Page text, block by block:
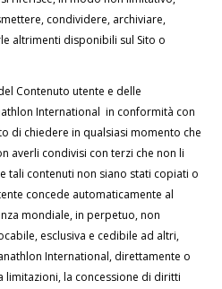
condividere, archiviare,
altrimenti disponibili sul Sito o
Contenuto utente e delle
International in conformità con
di chiedere in qualsiasi momento che
averli condivisi con terzi che non li
tali contenuti non siano stati copiati o
concede automaticamente al
mondiale, in perpetuo, non
esclusiva e cedibile ad altri,
International, direttamente o
limitazioni, la concessione di diritti